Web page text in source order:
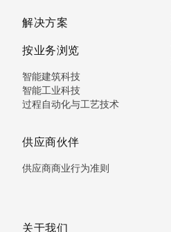
解决方案
按业务浏览
智能建筑科技
智能工业科技
过程自动化与工艺技术
供应商伙伴
供应商商业行为准则
关于我们